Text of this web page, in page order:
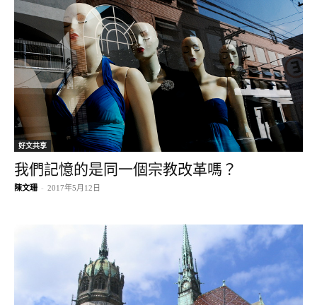
好文共享
我們記憶的是同一個宗教改革嗎？
陳文珊 - 2017年5月12日